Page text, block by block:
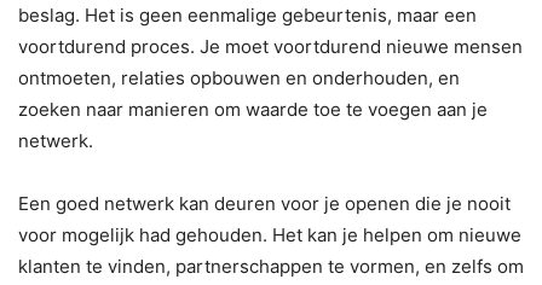
beslag. Het is geen eenmalige gebeurtenis, maar een
voortdurend proces. Je moet voortdurend nieuwe mensen
ontmoeten, relaties opbouwen en onderhouden, en
zoeken naar manieren om waarde toe te voegen aan je
netwerk.
Een goed netwerk kan deuren voor je openen die je nooit
voor mogelijk had gehouden. Het kan je helpen om nieuwe
klanten te vinden, partnerschappen te vormen, en zelfs om